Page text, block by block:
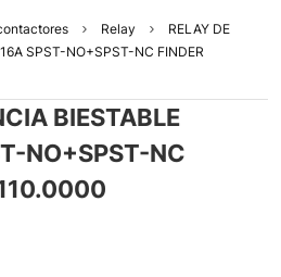
Relay
RELAY DE
SPST-NO+SPST-NC FINDER
BIESTABLE
NO+SPST-NC